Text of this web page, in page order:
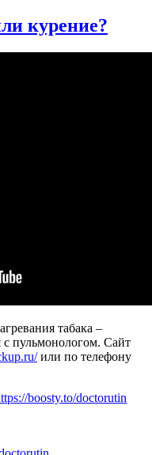
защитить
курение?
табака –
с пульмонологом. Сайт
или по телефону
boosty.to/doctorutin